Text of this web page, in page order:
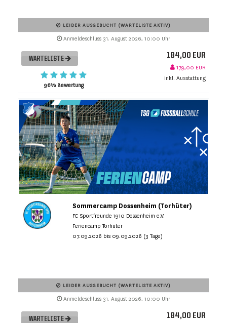
LEIDER AUSGEBUCHT (WARTELISTE AKTIV)
Anmeldeschluss 31. August 2026, 10:00 Uhr
WARTELISTE
96% Bewertung
184,00 EUR
179,00 EUR
inkl. Ausstattung
Sommercamp Dossenheim (Torhüter)
FC Sportfreunde 1910 Dossenheim e.V.
Feriencamp Torhüter
07.09.2026 bis 09.09.2026 (3 Tage)
LEIDER AUSGEBUCHT (WARTELISTE AKTIV)
Anmeldeschluss 31. August 2026, 10:00 Uhr
WARTELISTE 184,00 EUR